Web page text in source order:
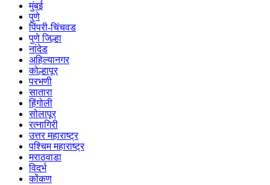
मुंबई
पुणे
पिंपरी-चिंचवड
पुणे जिल्हा
नांदेड
अहिल्यानगर
कोल्हापूर
परभणी
सातारा
हिंगोली
सोलापूर
रत्नागिरी
उत्तर महाराष्ट्र
पश्चिम महाराष्ट्र
मराठवाडा
विदर्भ
कोंकण